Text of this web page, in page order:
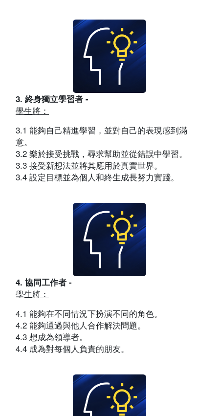
3. 終身獨立學習者 -
學生將：
3.1 能夠自己精進學習，並對自己的表現感到滿
意。
3.2 樂於接受挑戰，尋求幫助並從錯誤中學習。
3.3 接受新想法並將其應用於真實世界。
3.4 設定目標並為個人和終生成長努力實踐。
4. 協同工作者 -
學生將：
4.1 能夠在不同情況下扮演不同的角色。
4.2 能夠通過與他人合作解決問題。
4.3 想成為領導者。
4.4 成為對每個人負責的朋友。